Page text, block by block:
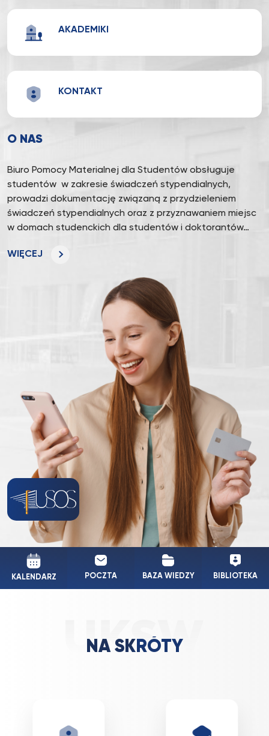
AKADEMIKI
KONTAKT
O NAS
Biuro Pomocy Materialnej dla Studentów obsługuje
studentów w zakresie świadczeń stypendialnych,
prowadzi dokumentację związaną z przydzieleniem
świadczeń stypendialnych oraz z przyznawaniem miejsc
w domach studenckich dla studentów i doktorantów…
WIĘCEJ
KALENDARZ POCZTA BAZA WIEDZY BIBLIOTEKA
NA SKRÓTY